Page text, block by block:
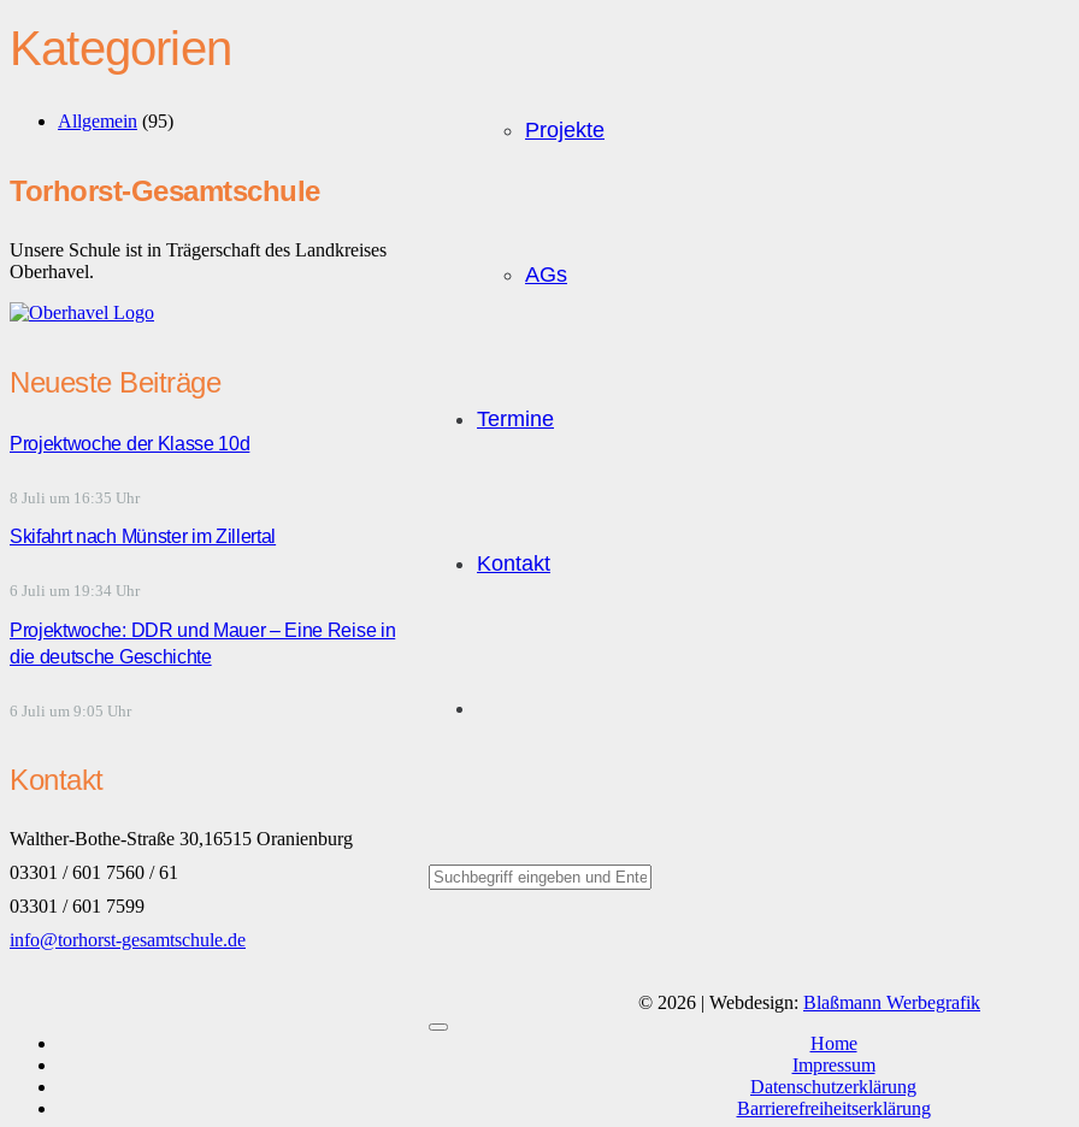
Projekte
AGs
Termine
Kontakt
Kategorien
Allgemein (95)
Torhorst-Gesamtschule
Unsere Schule ist in Trägerschaft des Landkreises
Oberhavel.
Neueste Beiträge
Projektwoche der Klasse 10d
8 Juli um 16:35 Uhr
Skifahrt nach Münster im Zillertal
6 Juli um 19:34 Uhr
Projektwoche: DDR und Mauer – Eine Reise in
die deutsche Geschichte
6 Juli um 9:05 Uhr
Kontakt
Walther-Bothe-Straße 30,16515 Oranienburg
03301 / 601 7560 / 61
03301 / 601 7599
info@torhorst-gesamtschule.de
© 2026 | Webdesign: Blaßmann Werbegrafik
Home
Impressum
Datenschutzerklärung
Barrierefreiheitserklärung